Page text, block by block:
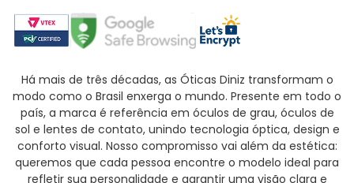
Há mais de três décadas, as Óticas Diniz transformam o
modo como o Brasil enxerga o mundo. Presente em todo o
país, a marca é referência em óculos de grau, óculos de
sol e lentes de contato, unindo tecnologia óptica, design e
conforto visual. Nosso compromisso vai além da estética:
queremos que cada pessoa encontre o modelo ideal para
refletir sua personalidade e garantir uma visão clara e